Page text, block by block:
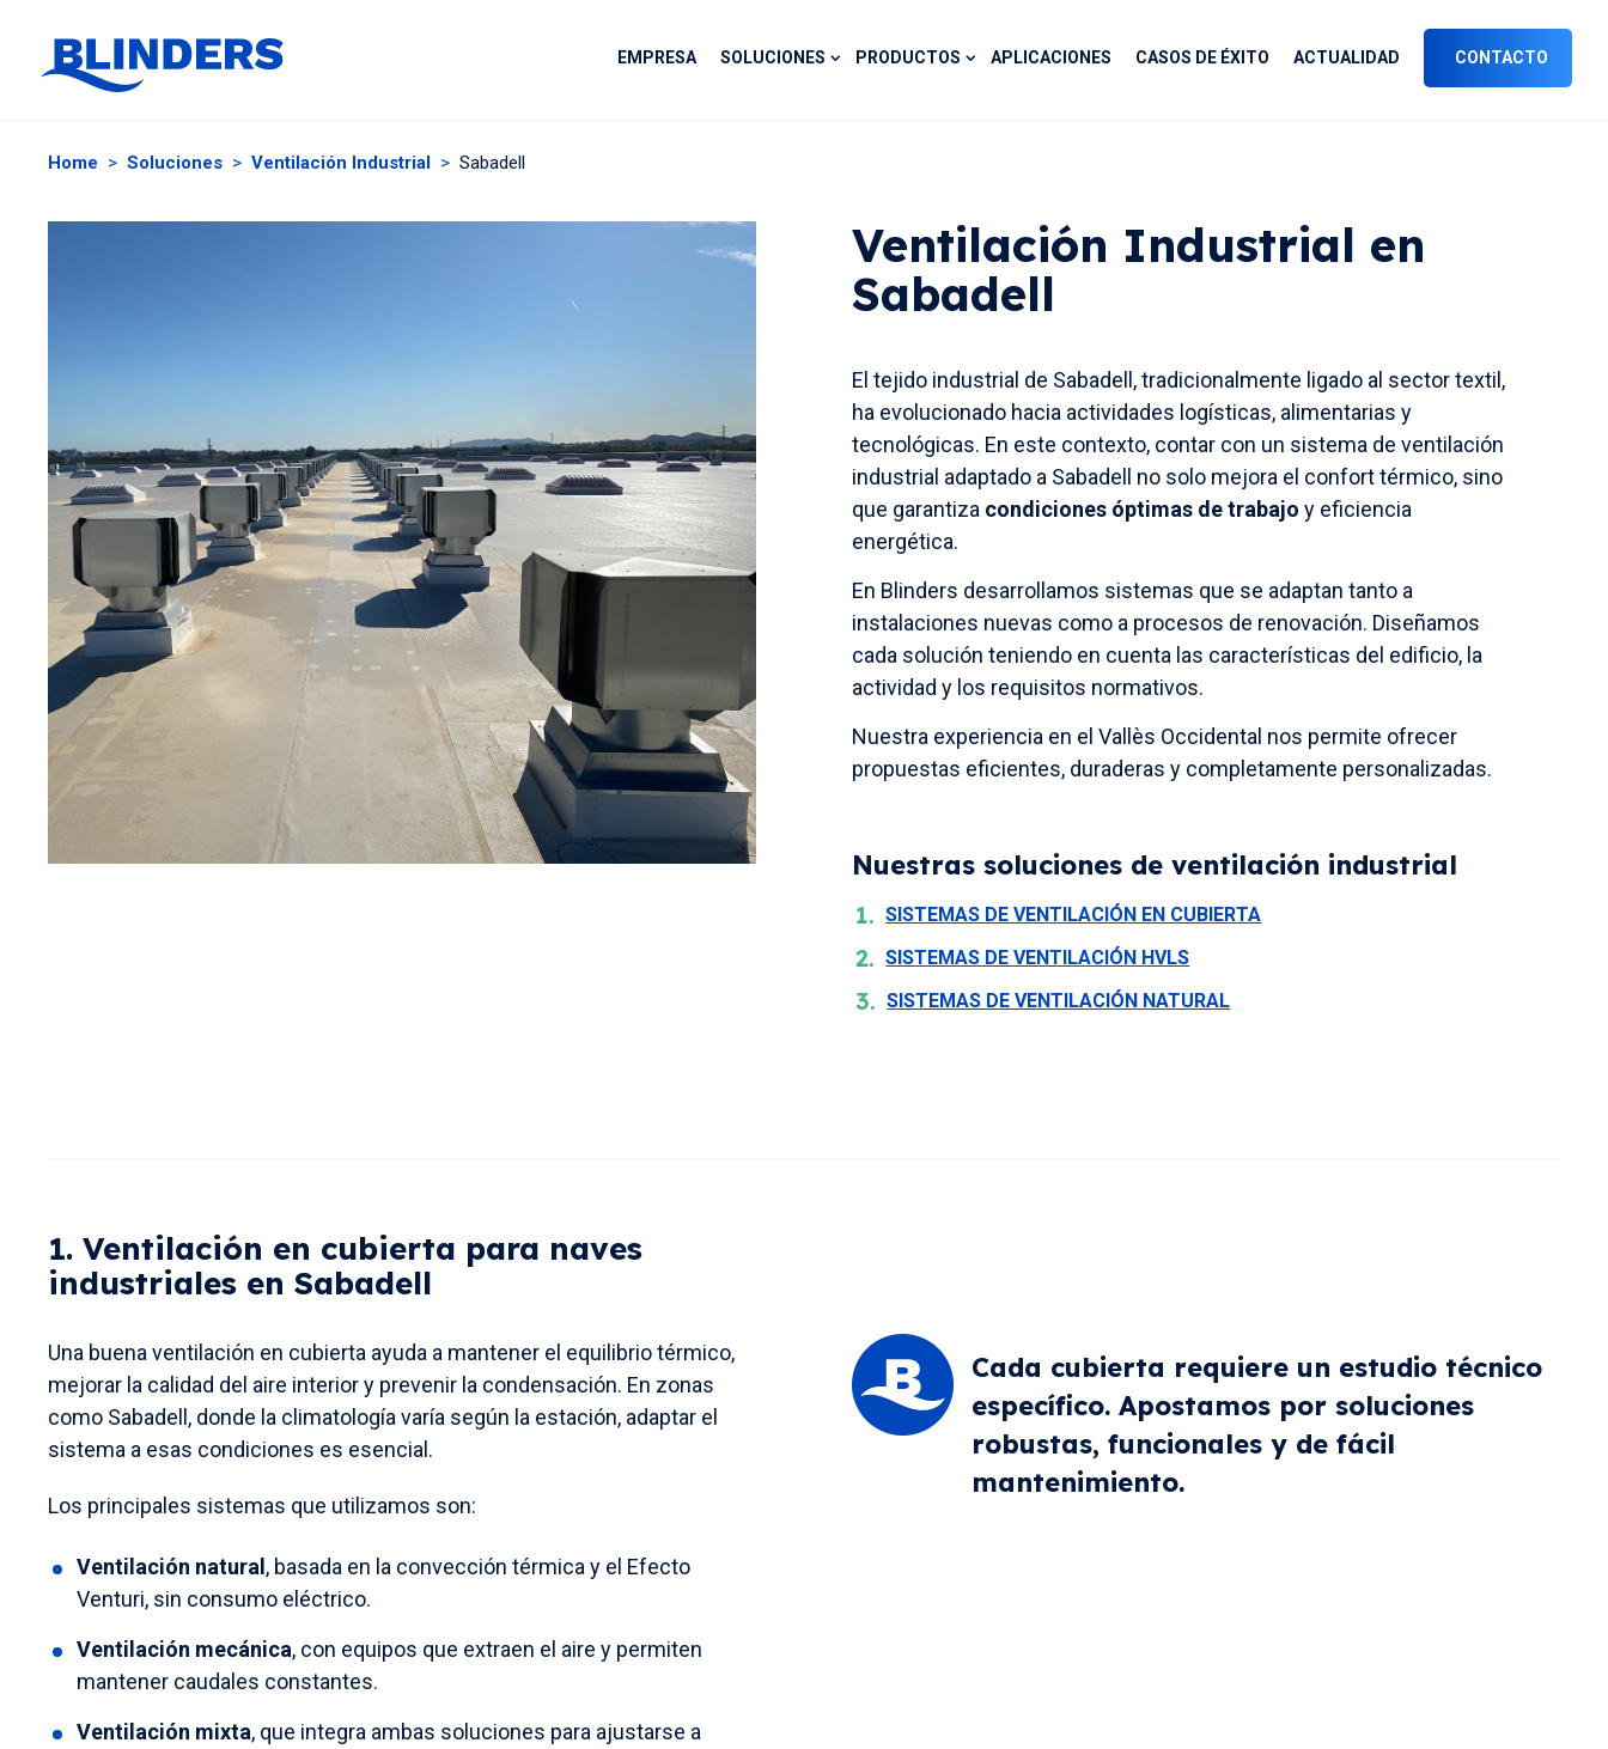
EMPRESA SOLUCIONES PRODUCTOS APLICACIONES CASOS DE ÉXITO ACTUALIDAD CONTACTO
Home > Soluciones > Ventilación Industrial > Sabadell
Ventilación Industrial en
Sabadell
El tejido industrial de Sabadell, tradicionalmente ligado al sector textil,
ha evolucionado hacia actividades logísticas, alimentarias y
tecnológicas. En este contexto, contar con un sistema de ventilación
industrial adaptado a Sabadell no solo mejora el confort térmico, sino
que garantiza condiciones óptimas de trabajo y eficiencia
energética.
En Blinders desarrollamos sistemas que se adaptan tanto a
instalaciones nuevas como a procesos de renovación. Diseñamos
cada solución teniendo en cuenta las características del edificio, la
actividad y los requisitos normativos.
Nuestra experiencia en el Vallès Occidental nos permite ofrecer
propuestas eficientes, duraderas y completamente personalizadas.
Nuestras soluciones de ventilación industrial
SISTEMAS DE VENTILACIÓN EN CUBIERTA
SISTEMAS DE VENTILACIÓN HVLS
SISTEMAS DE VENTILACIÓN NATURAL
1. Ventilación en cubierta para naves
industriales en Sabadell
Una buena ventilación en cubierta ayuda a mantener el equilibrio térmico,
mejorar la calidad del aire interior y prevenir la condensación. En zonas
como Sabadell, donde la climatología varía según la estación, adaptar el
sistema a esas condiciones es esencial.
Los principales sistemas que utilizamos son:
Ventilación natural, basada en la convección térmica y el Efecto
Venturi, sin consumo eléctrico.
Ventilación mecánica, con equipos que extraen el aire y permiten
mantener caudales constantes.
Ventilación mixta, que integra ambas soluciones para ajustarse a
Cada cubierta requiere un estudio técnico
específico. Apostamos por soluciones
robustas, funcionales y de fácil
mantenimiento.